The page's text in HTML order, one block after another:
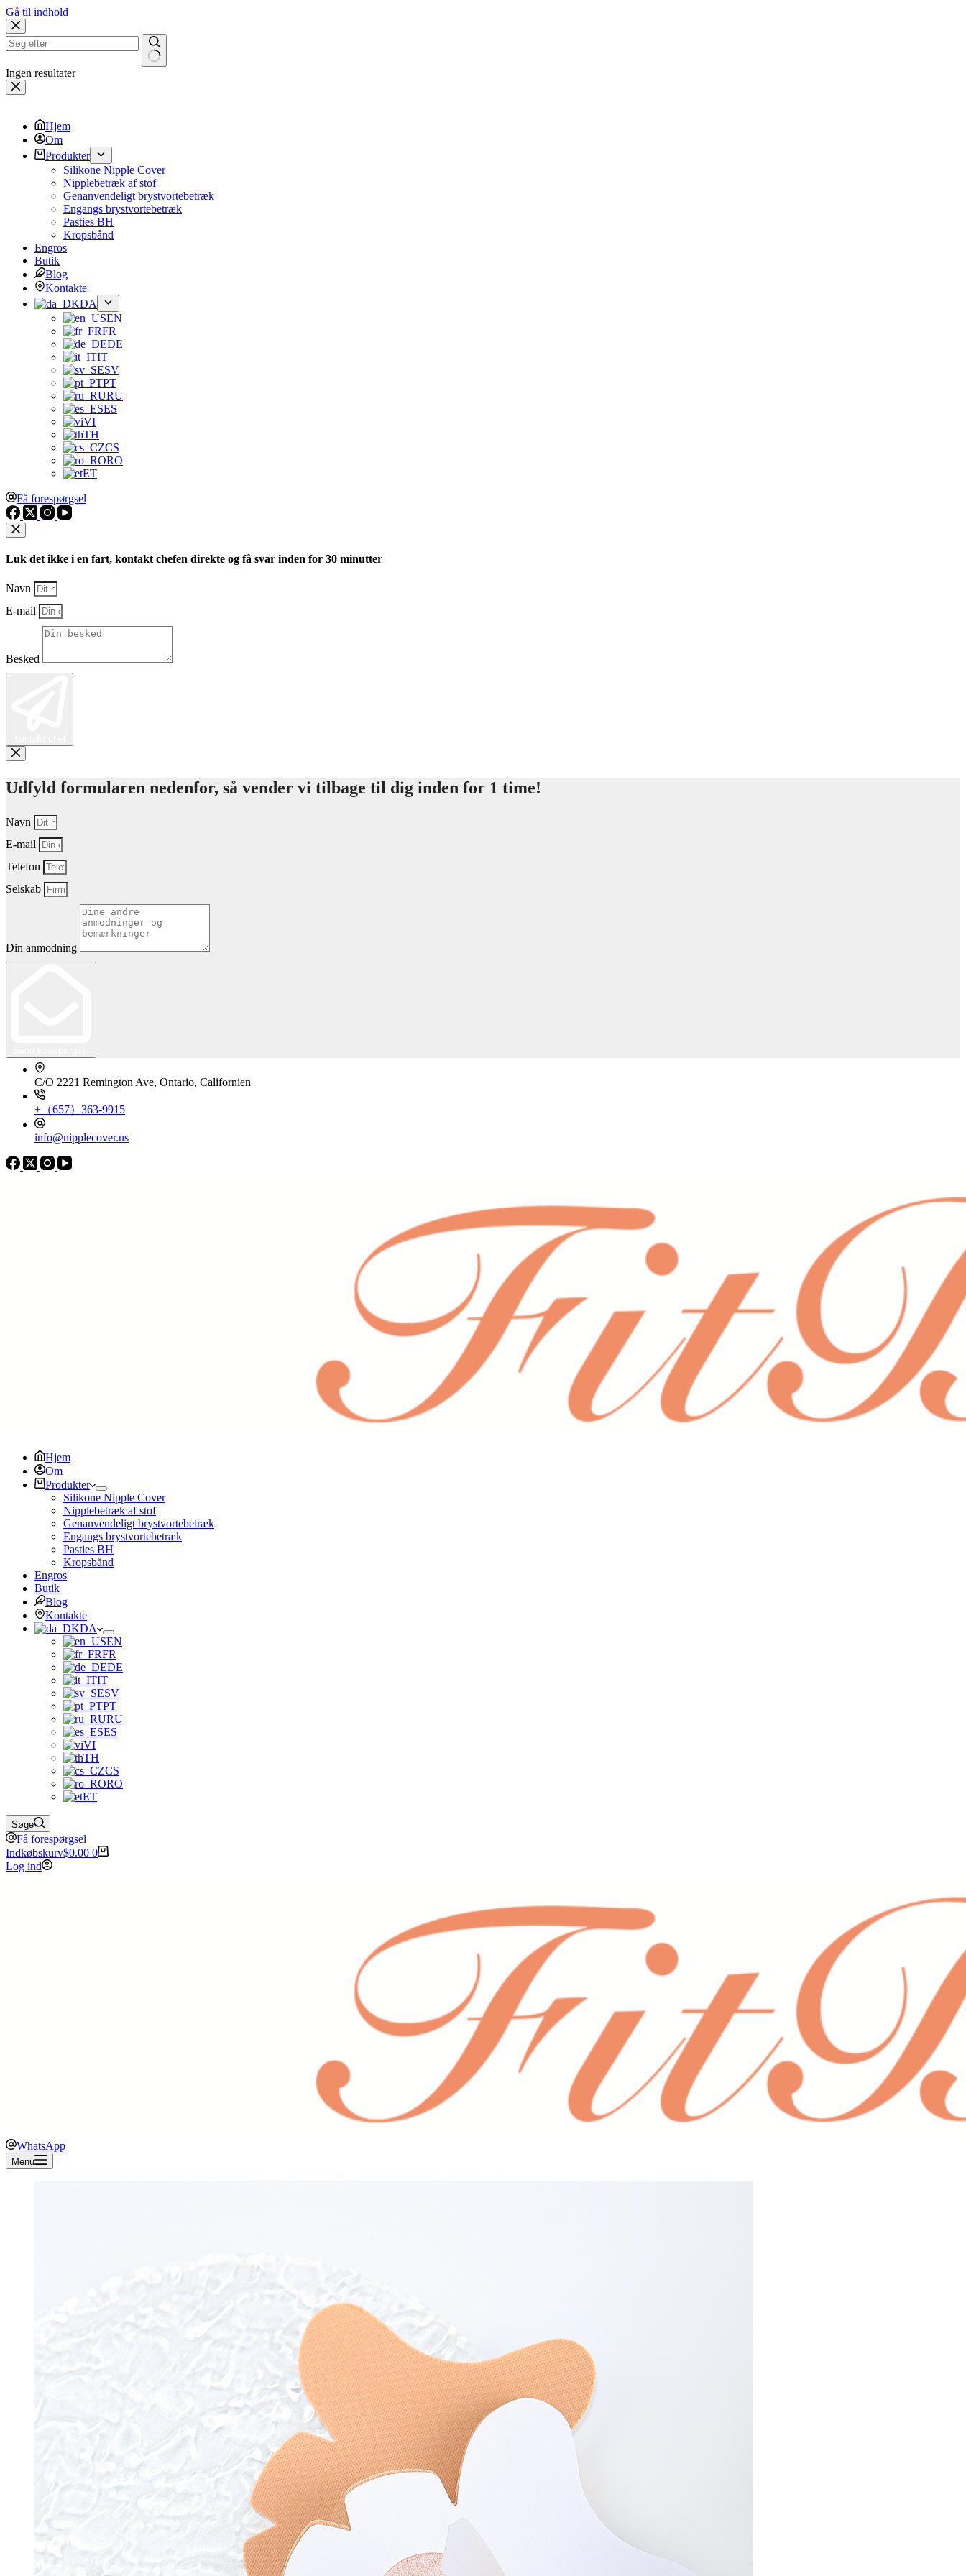
Gå til indhold
Ingen resultater
Hjem
Om
Produkter
Silikone Nipple Cover
Nipplebetræk af stof
Genanvendeligt brystvortebetræk
Engangs brystvortebetræk
Pasties BH
Kropsbånd
Engros
Butik
Blog
Kontakte
DA
EN
FR
DE
IT
SV
PT
RU
ES
VI
TH
CS
RO
ET
Få forespørgsel
Luk det ikke i en fart, kontakt chefen direkte og få svar inden for 30 minutter
Navn
E-mail
Besked
Udfyld formularen nedenfor, så vender vi tilbage til dig inden for 1 time!
Navn
E-mail
Telefon
Selskab
Din anmodning
C/O 2221 Remington Ave, Ontario, Californien
+（657）363-9915
info@nipplecover.us
Hjem
Om
Produkter
Silikone Nipple Cover
Nipplebetræk af stof
Genanvendeligt brystvortebetræk
Engangs brystvortebetræk
Pasties BH
Kropsbånd
Engros
Butik
Blog
Kontakte
DA
EN
FR
DE
IT
SV
PT
RU
ES
VI
TH
CS
RO
ET
Søge
Få forespørgsel
Indkøbskurv$0.00 0
Log ind
WhatsApp
Menu